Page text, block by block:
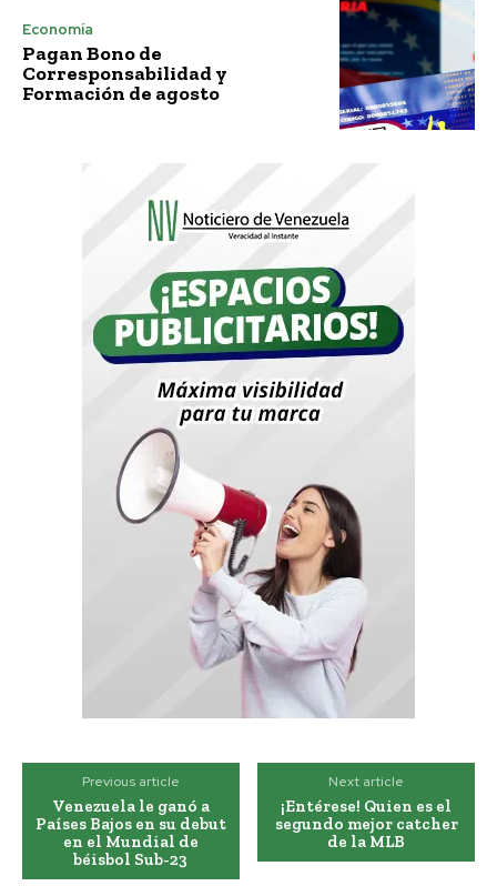
Economía
Pagan Bono de
Corresponsabilidad y
Formación de agosto
Previous article
Venezuela le ganó a
Países Bajos en su debut
en el Mundial de
béisbol Sub-23
Next article
¡Entérese! Quien es el
segundo mejor catcher
de la MLB